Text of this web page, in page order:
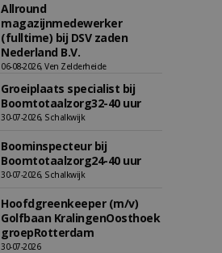
Allround
magazijnmedewerker
(fulltime) bij DSV zaden
Nederland B.V.
06-08-2026, Ven Zelderheide
Groeiplaats specialist bij
Boomtotaalzorg32-40 uur
30-07-2026, Schalkwijk
Boominspecteur bij
Boomtotaalzorg24-40 uur
30-07-2026, Schalkwijk
Hoofdgreenkeeper (m/v)
Golfbaan KralingenOosthoek
groepRotterdam
30-07-2026